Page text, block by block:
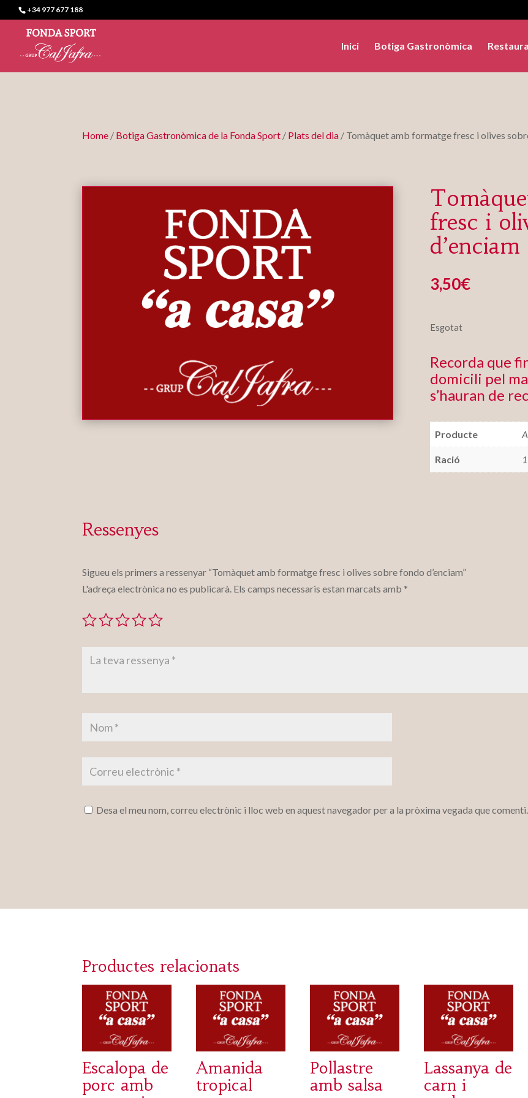
+34 977 677 188
Inici Botiga Gastronòmica
Home / Botiga Gastronòmica de la Fonda Sport / Plats del dia / Tomàquet amb formatge fresc i olives
fresc i
d’enciam
3,50€
Esgotat
Recorda que
domicili pel
s’hauran de
Producte
Ració 1
Ressenyes
Sigueu els primers a ressenyar “Tomàquet amb formatge fresc i olives sobre fondo d’enciam”
L'adreça electrònica no es publicarà. Els camps necessaris estan marcats amb *
Desa el meu nom, correu electrònic i lloc web en aquest navegador per a la pròxima vegada que comenti.
Productes relacionats
Escalopa de
porc amb
Amanida
tropical
Pollastre
amb salsa
Lassanya de
carn i